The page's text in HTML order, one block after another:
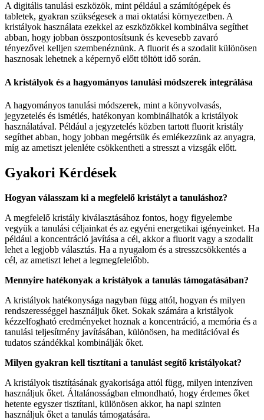
A digitális tanulási eszközök, mint például a számítógépek és
tabletek, gyakran szükségesek a mai oktatási környezetben. A
kristályok használata ezekkel az eszközökkel kombinálva segíthet
abban, hogy jobban összpontosítsunk és kevesebb zavaró
tényezővel kelljen szembenéznünk. A fluorit és a szodalit különösen
hasznosak lehetnek a képernyő előtt töltött idő során.
A kristályok és a hagyományos tanulási módszerek integrálása
A hagyományos tanulási módszerek, mint a könyvolvasás,
jegyzetelés és ismétlés, hatékonyan kombinálhatók a kristályok
használatával. Például a jegyzetelés közben tartott fluorit kristály
segíthet abban, hogy jobban megértsük és emlékezzünk az anyagra,
míg az ametiszt jelenléte csökkentheti a stresszt a vizsgák előtt.
Gyakori Kérdések
Hogyan válasszam ki a megfelelő kristályt a tanuláshoz?
A megfelelő kristály kiválasztásához fontos, hogy figyelembe
vegyük a tanulási céljainkat és az egyéni energetikai igényeinket. Ha
például a koncentráció javítása a cél, akkor a fluorit vagy a szodalit
lehet a legjobb választás. Ha a nyugalom és a stresszcsökkentés a
cél, az ametiszt lehet a legmegfelelőbb.
Mennyire hatékonyak a kristályok a tanulás támogatásában?
A kristályok hatékonysága nagyban függ attól, hogyan és milyen
rendszerességgel használjuk őket. Sokak számára a kristályok
kézzelfogható eredményeket hoznak a koncentráció, a memória és a
tanulási teljesítmény javításában, különösen, ha meditációval és
tudatos szándékkal kombinálják őket.
Milyen gyakran kell tisztítani a tanulást segítő kristályokat?
A kristályok tisztításának gyakorisága attól függ, milyen intenzíven
használjuk őket. Általánosságban elmondható, hogy érdemes őket
hetente egyszer tisztítani, különösen akkor, ha napi szinten
használjuk őket a tanulás támogatására.